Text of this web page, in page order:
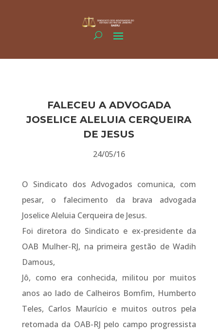
FALECEU A ADVOGADA
JOSELICE ALELUIA CERQUEIRA
DE JESUS
24/05/16
O Sindicato dos Advogados comunica, com
pesar, o falecimento da brava advogada
Joselice Aleluia Cerqueira de Jesus.
Foi diretora do Sindicato e ex-presidente da
OAB Mulher-RJ, na primeira gestão de Wadih
Damous,
Jô, como era conhecida, militou por muitos
anos ao lado de Calheiros Bomfim, Humberto
Teles, Carlos Maurício e muitos outros pela
retomada da OAB-RJ pelo campo progressista